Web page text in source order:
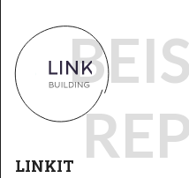
LINKIT